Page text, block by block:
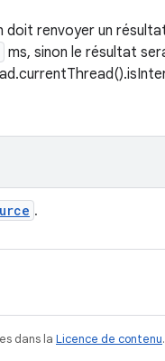
renvoyer un
ms, sinon le résultat
.
dans la Licence de contenu